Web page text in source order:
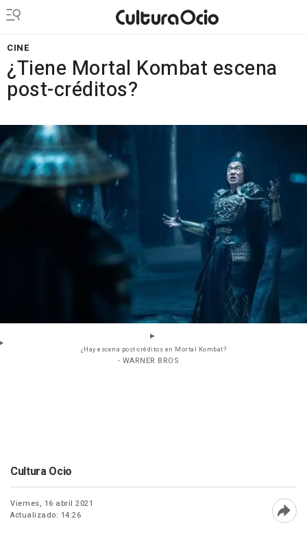
CINE
¿Tiene Mortal Kombat escena
post-créditos?
¿Hay escena post-créditos en Mortal Kombat?
- WARNER BROS
Cultura Ocio
Viernes, 16 abril 2021
Actualizado: 14:26